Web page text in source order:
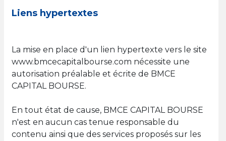
Liens hypertextes
La mise en place d'un lien hypertexte vers le site
www.bmcecapitalbourse.com nécessite une
autorisation préalable et écrite de BMCE
CAPITAL BOURSE.
En tout état de cause, BMCE CAPITAL BOURSE
n'est en aucun cas tenue responsable du
contenu ainsi que des services proposés sur les